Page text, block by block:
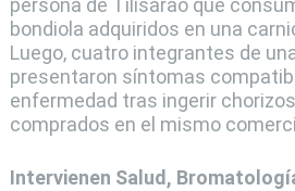
persona de Tilisarao que
bondiola adquiridos en una
Luego, cuatro integrantes de
presentaron síntomas
enfermedad tras ingerir
comprados en el mismo
Intervienen Salud,